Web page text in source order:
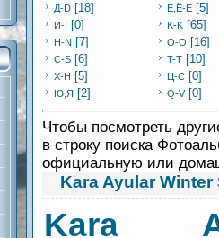
Д-D [18] Е,Ё-Е [5]
И-I [0] K-K [65]
Н-N [7] O-O [16]
C-S [6] T-T [10]
Х-H [5] Ц-C [0]
Ю,Я [2] Q-V [0]
Чтобы посмотреть
в строку поиска
официальную или
Kara Ayular
Kara